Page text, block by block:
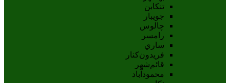
تنکابن
جويبار
چالوس
رامسر
ساري
فريدون‌کنار
قائم‌شهر
محمودآباد